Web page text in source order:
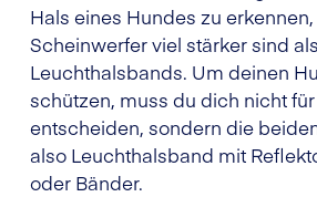
Hals eines Hundes zu
Scheinwerfer viel stärker sind
Leuchthalsbands. Um deinen
schützen, muss du dich nicht
entscheiden, sondern die
also Leuchthalsband mit
oder Bänder.